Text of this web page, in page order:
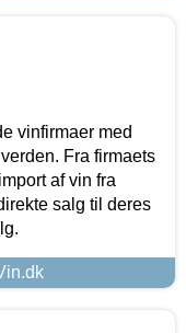
vinfirmaer med
Fra firmaets
af vin fra
salg til deres